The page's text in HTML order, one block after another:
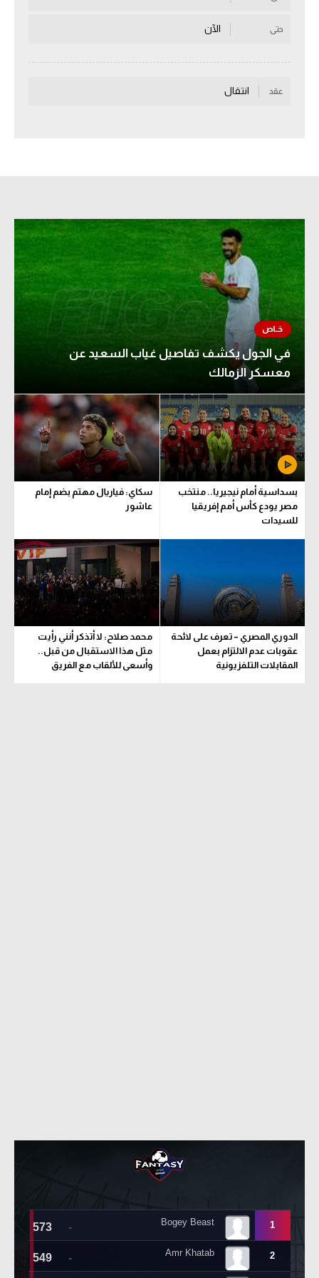
كرة السلة الأمريكية
كرة يد
كرة طائرة
الوطن العربي
في المونديال
آسيا
أمريكا
ركن الألعاب
أقسام خاصة
ميركاتو
تحقيق في الجول
تحليل في الجول
حتى الآن
عقد انتقال
في الجول يكشف تفاصيل غياب السعيد عن
معسكر الزمالك
بسداسية أمام نيجيريا.. منتخب
مصر يودع كأس أمم إفريقيا
للسيدات
سكاي: فياريال مهتم بضم إمام
عاشور
الدوري المصري – تعرف على لائحة
عقوبات عدم الالتزام بعمل
المقابلات التلفزيونية
محمد صلاح: لا أتذكر أنني رأيت
مثل هذا الاستقبال من قبل..
وأسعى للألقاب مع الفريق